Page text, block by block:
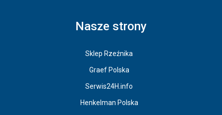
Nasze strony
Sklep Rzeźnika
Graef Polska
Serwis24H.info
Henkelman Polska